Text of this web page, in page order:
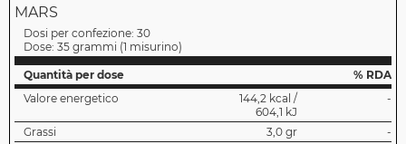
MARS
Dosi per confezione: 30
Dose: 35 grammi (1 misurino)
Quantità per dose
% RDA
Valore energetico
144,2 kcal /
604,1 kJ
-
Grassi 3,0 gr
-